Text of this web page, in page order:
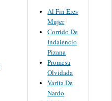
Al Fin Eres
Mujer
Corrido De
Indalencio
Pizana
Promesa
Olvidada
Varita De
Nardo